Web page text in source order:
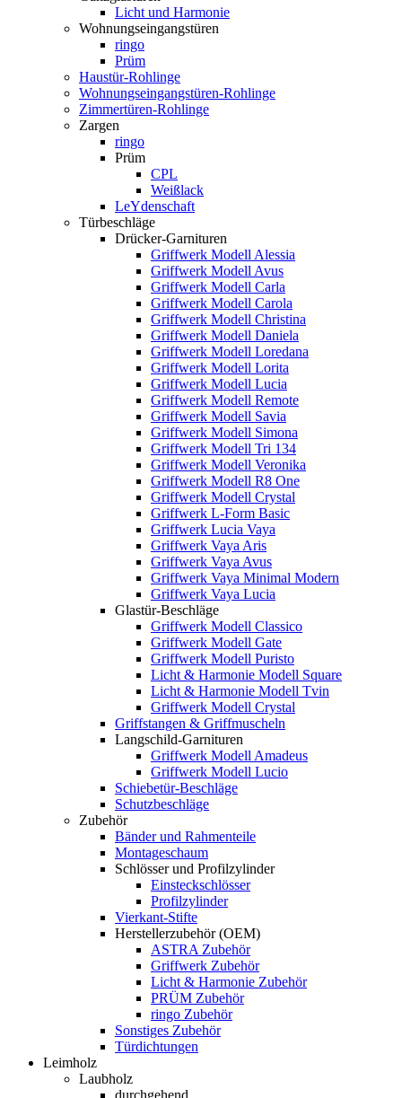
Licht und Harmonie
Wohnungseingangstüren
ringo
Prüm
Haustür-Rohlinge
Wohnungseingangstüren-Rohlinge
Zimmertüren-Rohlinge
Zargen
ringo
Prüm
CPL
Weißlack
LeYdenschaft
Türbeschläge
Drücker-Garnituren
Griffwerk Modell Alessia
Griffwerk Modell Avus
Griffwerk Modell Carla
Griffwerk Modell Carola
Griffwerk Modell Christina
Griffwerk Modell Daniela
Griffwerk Modell Loredana
Griffwerk Modell Lorita
Griffwerk Modell Lucia
Griffwerk Modell Remote
Griffwerk Modell Savia
Griffwerk Modell Simona
Griffwerk Modell Tri 134
Griffwerk Modell Veronika
Griffwerk Modell R8 One
Griffwerk Modell Crystal
Griffwerk L-Form Basic
Griffwerk Lucia Vaya
Griffwerk Vaya Aris
Griffwerk Vaya Avus
Griffwerk Vaya Minimal Modern
Griffwerk Vaya Lucia
Glastür-Beschläge
Griffwerk Modell Classico
Griffwerk Modell Gate
Griffwerk Modell Puristo
Licht & Harmonie Modell Square
Licht & Harmonie Modell Tvin
Griffwerk Modell Crystal
Griffstangen & Griffmuscheln
Langschild-Garnituren
Griffwerk Modell Amadeus
Griffwerk Modell Lucio
Schiebetür-Beschläge
Schutzbeschläge
Zubehör
Bänder und Rahmenteile
Montageschaum
Schlösser und Profilzylinder
Einsteckschlösser
Profilzylinder
Vierkant-Stifte
Herstellerzubehör (OEM)
ASTRA Zubehör
Griffwerk Zubehör
Licht & Harmonie Zubehör
PRÜM Zubehör
ringo Zubehör
Sonstiges Zubehör
Türdichtungen
Leimholz
Laubholz
durchgehend